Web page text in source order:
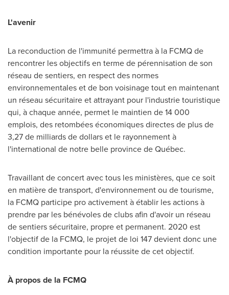
L'avenir
La reconduction de l'immunité permettra à la FCMQ de
rencontrer les objectifs en terme de pérennisation de son
réseau de sentiers, en respect des normes
environnementales et de bon voisinage tout en maintenant
un réseau sécuritaire et attrayant pour l'industrie touristique
qui, à chaque année, permet le maintien de 14 000
emplois, des retombées économiques directes de plus de
3,27 de milliards de dollars et le rayonnement à
l'international de notre belle province de Québec.
Travaillant de concert avec tous les ministères, que ce soit
en matière de transport, d'environnement ou de tourisme,
la FCMQ participe pro activement à établir les actions à
prendre par les bénévoles de clubs afin d'avoir un réseau
de sentiers sécuritaire, propre et permanent. 2020 est
l'objectif de la FCMQ, le projet de loi 147 devient donc une
condition importante pour la réussite de cet objectif.
À propos de la FCMQ